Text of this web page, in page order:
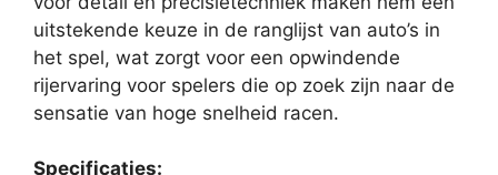
uitstekende keuze in de ranglijst van auto’s in
het spel, wat zorgt voor een opwindende
rijervaring voor spelers die op zoek zijn naar de
sensatie van hoge snelheid racen.
Specificaties: